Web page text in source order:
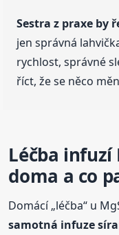
Sestra z praxe by
jen správná
rychlost, správné
říct, že se něco
Léčba infuzí
doma a co
Domácí „léčba“ u
samotná infuze